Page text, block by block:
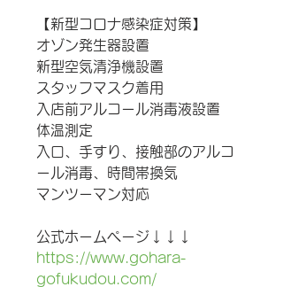
【新型コロナ感染症対策】
オゾン発生器設置
新型空気清浄機設置
スタッフマスク着用
入店前アルコール消毒液設置
体温測定
入口、手すり、接触部のアルコ
ール消毒、時間帯換気
マンツーマン対応
公式ホームページ↓↓↓
https://www.gohara-
gofukudou.com/